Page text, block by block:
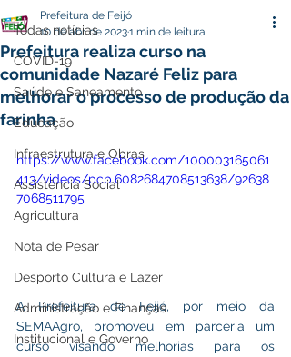
Todas notícias
COVID-19
Saúde e Saneamento
Educação
Infraestrutura e Obras
Assistência Social
Agricultura
Nota de Pesar
Desporto Cultura e Lazer
Administração e Finanças
Institucional e Governo
Prefeitura realiza curso na
comunidade Nazaré Feliz para
melhorar o processo de produção da
farinha
Prefeitura de Feijó
10 de abr. de 20231 min de leitura
https://www.facebook.com/100003165061
413/videos/pcb.6082684708513638/92638
7068511795
A Prefeitura de Feijó, por meio da
SEMAAgro, promoveu em parceria um
curso visando melhorias para os